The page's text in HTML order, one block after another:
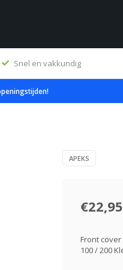
Snel en vakkundig
APEKS
€22,95
Front cover
100 / 200